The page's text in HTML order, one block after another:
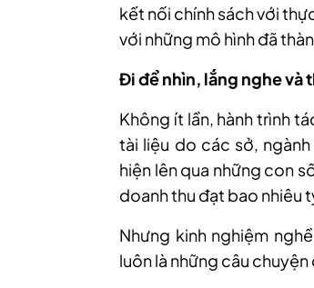
kết nối chính sách với
với những mô hình đã
Đi để nhìn, lắng nghe và
Không ít lần, hành trình
tài liệu do các sở, ngành
hiện lên qua những con
doanh thu đạt bao nhiêu
Nhưng kinh nghiệm
luôn là những câu